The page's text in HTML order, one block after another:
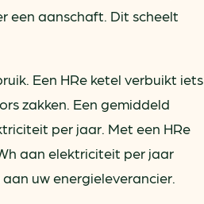
een aanschaft. Dit scheelt
Een HRe ketel verbuikt iets
zakken. Een gemiddeld
per jaar. Met een HRe
aan elektriciteit per jaar
uw energieleverancier.